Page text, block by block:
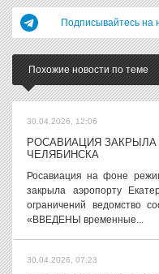
Подписывайтесь на
Похожие новости по теме
30.04.2026, 12:06
РОСАВИАЦИЯ ЗАКРЫЛА
ЧЕЛЯБИНСКА
Росавиация на фоне
закрыла аэропорту
ограничений ведомство
«ВВЕДЕНЫ временные...
30.04.2026, 07:23